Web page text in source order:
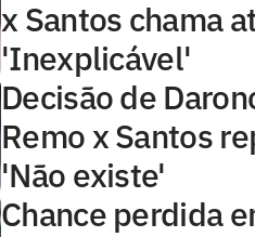
x Santos chama
'Inexplicável'
Decisão de
Remo x Santos
'Não existe'
Chance perdida